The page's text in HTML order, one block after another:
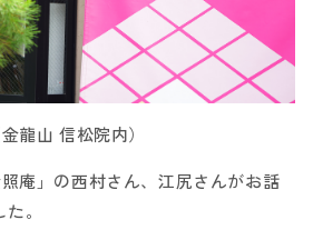
龍山 信松院内）
庵」の西村さん、江尻さんがお話
。